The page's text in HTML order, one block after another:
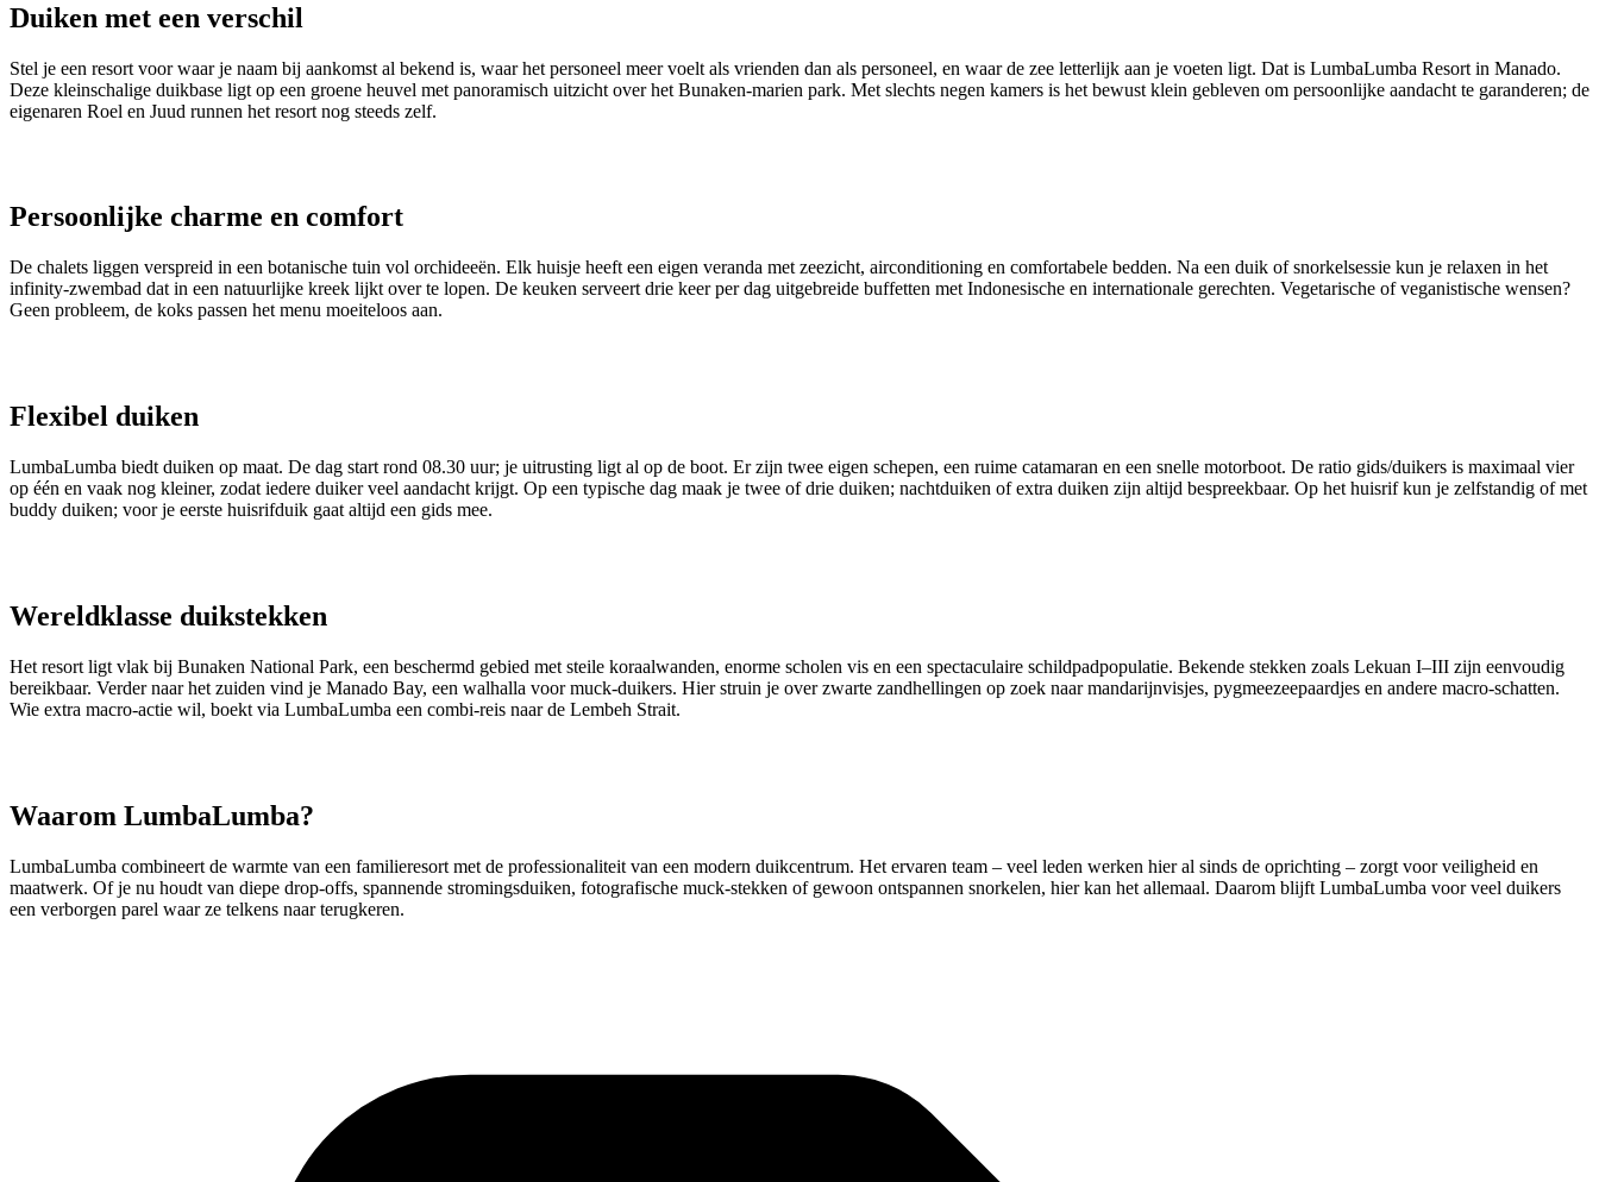
Duiken met een verschil
Stel je een resort voor waar je naam bij aankomst al bekend is, waar het personeel meer voelt als vrienden dan als personeel, en waar de zee letterlijk aan je voeten ligt. Dat is LumbaLumba Resort in Manado.
Deze kleinschalige duikbase ligt op een groene heuvel met panoramisch uitzicht over het Bunaken‑marien park. Met slechts negen kamers is het bewust klein gebleven om persoonlijke aandacht te garanderen; de
eigenaren Roel en Juud runnen het resort nog steeds zelf.
Persoonlijke charme en comfort
De chalets liggen verspreid in een botanische tuin vol orchideeën. Elk huisje heeft een eigen veranda met zeezicht, airconditioning en comfortabele bedden. Na een duik of snorkelsessie kun je relaxen in het
infinity‑zwembad dat in een natuurlijke kreek lijkt over te lopen. De keuken serveert drie keer per dag uitgebreide buffetten met Indonesische en internationale gerechten. Vegetarische of veganistische wensen?
Geen probleem, de koks passen het menu moeiteloos aan.
Flexibel duiken
LumbaLumba biedt duiken op maat. De dag start rond 08.30 uur; je uitrusting ligt al op de boot. Er zijn twee eigen schepen, een ruime catamaran en een snelle motorboot. De ratio gids/duikers is maximaal vier
op één en vaak nog kleiner, zodat iedere duiker veel aandacht krijgt. Op een typische dag maak je twee of drie duiken; nachtduiken of extra duiken zijn altijd bespreekbaar. Op het huisrif kun je zelfstandig of met
buddy duiken; voor je eerste huisrifduik gaat altijd een gids mee.
Wereldklasse duikstekken
Het resort ligt vlak bij Bunaken National Park, een beschermd gebied met steile koraalwanden, enorme scholen vis en een spectaculaire schildpadpopulatie. Bekende stekken zoals Lekuan I–III zijn eenvoudig
bereikbaar. Verder naar het zuiden vind je Manado Bay, een walhalla voor muck‑duikers. Hier struin je over zwarte zandhellingen op zoek naar mandarijnvisjes, pygmeezeepaardjes en andere macro‑schatten.
Wie extra macro‑actie wil, boekt via LumbaLumba een combi‑reis naar de Lembeh Strait.
Waarom LumbaLumba?
LumbaLumba combineert de warmte van een familieresort met de professionaliteit van een modern duikcentrum. Het ervaren team – veel leden werken hier al sinds de oprichting – zorgt voor veiligheid en
maatwerk. Of je nu houdt van diepe drop‑offs, spannende stromingsduiken, fotografische muck‑stekken of gewoon ontspannen snorkelen, hier kan het allemaal. Daarom blijft LumbaLumba voor veel duikers
een verborgen parel waar ze telkens naar terugkeren.